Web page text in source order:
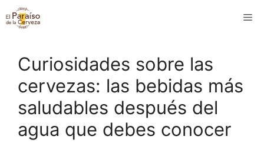
Saltar
al
Curiosidades sobre las
cervezas: las bebidas más
saludables después del
agua que debes conocer